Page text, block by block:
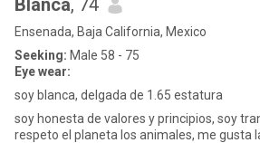
Blanca, 74
Ensenada, Baja California, Mexico
Seeking: Male 58 - 75
Eye wear:
soy blanca, delgada de 1.65 estatura
soy honesta de valores y principios, soy
respeto el planeta los animales, me gusta la naturaleza la playa ,